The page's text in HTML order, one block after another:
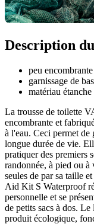
Description
peu encombrante
garnissage de
matériau étanche
La trousse de toilette
encombrante et
à l'eau. Ceci permet de
longue durée de vie.
pratiquer des premiers
randonnée, à pied ou à
seules de par sa taille
Aid Kit S Waterproof
personnelle et se
de petits sacs à dos.
produit écologique,